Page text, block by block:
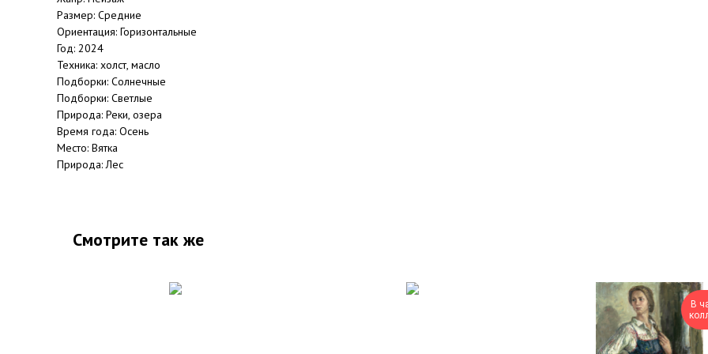
Размер: Средние
Ориентация: Горизонтальные
Год: 2024
Техника: холст, масло
Подборки: Солнечные
Подборки: Светлые
Природа: Реки, озера
Время года: Осень
Место: Вятка
Природа: Лес
Смотрите так же
В